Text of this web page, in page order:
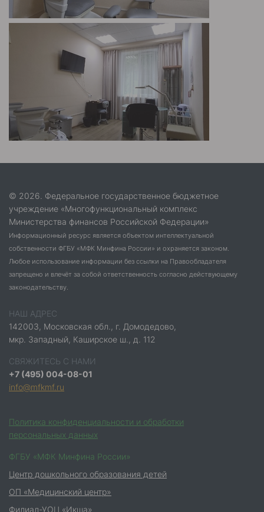
© 2026. Федеральное государственное бюджетное
учреждение «Многофункциональный комплекс
Министерства финансов Российской Федерации»
Информационный ресурс является объектом интеллектуальной
собственности ФГБУ «МФК Минфина России» и охраняется законом.
Любое использование информации без ссылки на Правообладателя
запрещено и влечёт за собой ответственность согласно действующему
законодательству.
НАШ АДРЕС
142003, Московская обл., г. Домодедово,
мкр. Западный, Каширское ш., д. 112
СВЯЖИТЕСЬ С НАМИ
+7 (495) 004-08-01
info@mfkmf.ru
Политика конфиденциальности и обработки
персональных данных
ФГБУ «МФК Минфина России»
Центр дошкольного образования детей
ОП «Медицинский центр»
Филиал-УОЦ «Икша»